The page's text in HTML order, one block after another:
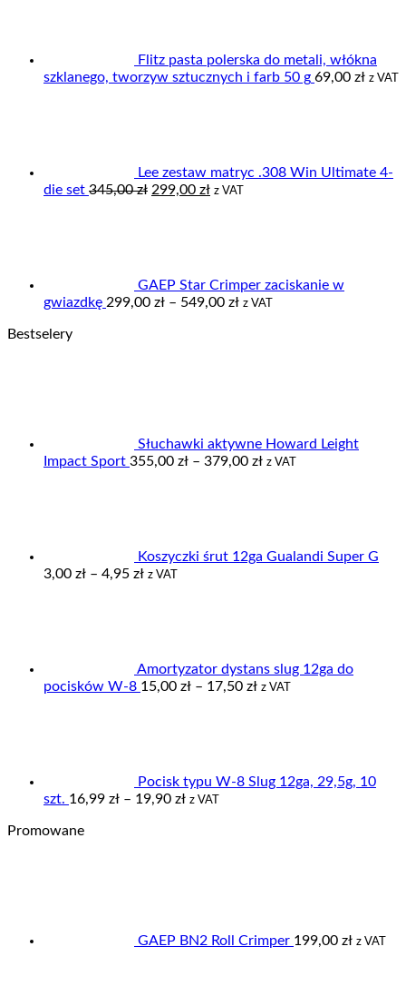
Flitz pasta polerska do metali, włókna
szklanego, tworzyw sztucznych i farb 50 g 69,00 zł z VAT
Lee zestaw matryc .308 Win Ultimate 4-
die set 345,00zł Pierwotna
299,00 złAktualna
z VAT
GAEP Star Crimper zaciskanie w
gwiazdkę 299,00 zł – 549,00 złZakres
z VAT
Bestselery
Słuchawki aktywne Howard Leight
Impact Sport 355,00 zł – 379,00 złZakres
z VAT
Koszyczki śrut 12ga Gualandi Super G
3,00 zł – 4,95 złZakres
z VAT
Amortyzator dystans slug 12ga do
pocisków W-8 15,00 zł – 17,50 złZakres
z VAT
Pocisk typu W-8 Slug 12ga, 29,5g, 10
szt. 16,99 zł – 19,90 złZakres
z VAT
Promowane
GAEP BN2 Roll Crimper 199,00 zł z VAT